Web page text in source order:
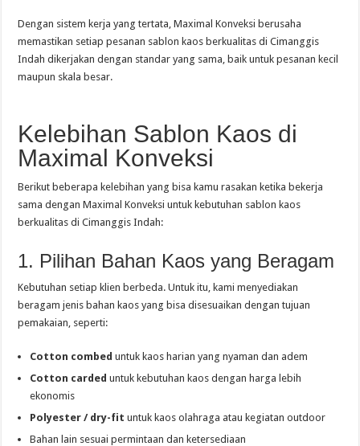
Dengan sistem kerja yang tertata, Maximal Konveksi berusaha
memastikan setiap pesanan sablon kaos berkualitas di Cimanggis
Indah dikerjakan dengan standar yang sama, baik untuk pesanan kecil
maupun skala besar.
Kelebihan Sablon Kaos di
Maximal Konveksi
Berikut beberapa kelebihan yang bisa kamu rasakan ketika bekerja
sama dengan Maximal Konveksi untuk kebutuhan sablon kaos
berkualitas di Cimanggis Indah:
1. Pilihan Bahan Kaos yang Beragam
Kebutuhan setiap klien berbeda. Untuk itu, kami menyediakan
beragam jenis bahan kaos yang bisa disesuaikan dengan tujuan
pemakaian, seperti:
Cotton combed untuk kaos harian yang nyaman dan adem
Cotton carded untuk kebutuhan kaos dengan harga lebih
ekonomis
Polyester / dry-fit untuk kaos olahraga atau kegiatan outdoor
Bahan lain sesuai permintaan dan ketersediaan